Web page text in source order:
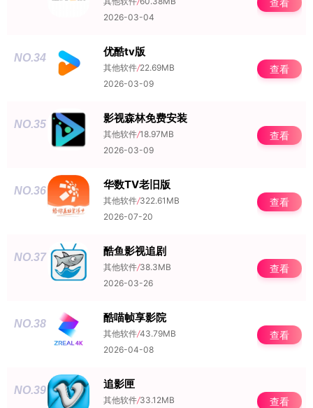
2026-03-04
查看
NO.34 优酷tv版
其他软件/22.69MB
2026-03-09
查看
NO.35 影视森林免费安装
其他软件/18.97MB
2026-03-09
查看
NO.36 华数TV老旧版
其他软件/322.61MB
2026-07-20
查看
NO.37 酷鱼影视追剧
其他软件/38.3MB
2026-03-26
查看
NO.38 酷喵帧享影院
其他软件/43.79MB
2026-04-08
查看
NO.39 追影匣
其他软件/33.12MB
查看